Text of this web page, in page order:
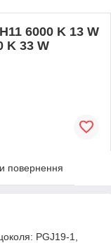
6000 K 13 W
K 33 W
повернення
PGJ19-1,